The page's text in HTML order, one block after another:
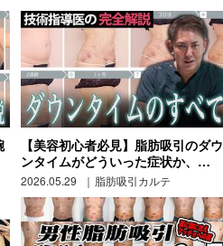
【美容初心者必見】脂肪吸引のダウ
ンタイムがどういった症状か、…
2026.05.29 脂肪吸引カルテ